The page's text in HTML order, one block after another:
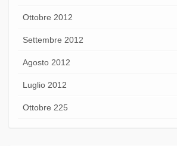
Ottobre 2012
Settembre 2012
Agosto 2012
Luglio 2012
Ottobre 225